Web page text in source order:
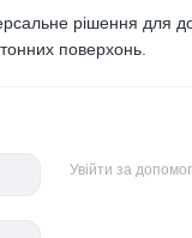
рішення для
поверхонь.
Увійти за